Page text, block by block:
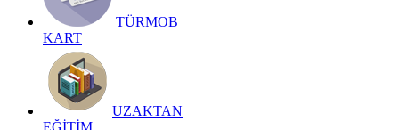
TÜRMOB
KART
UZAKTAN
EĞİTİM